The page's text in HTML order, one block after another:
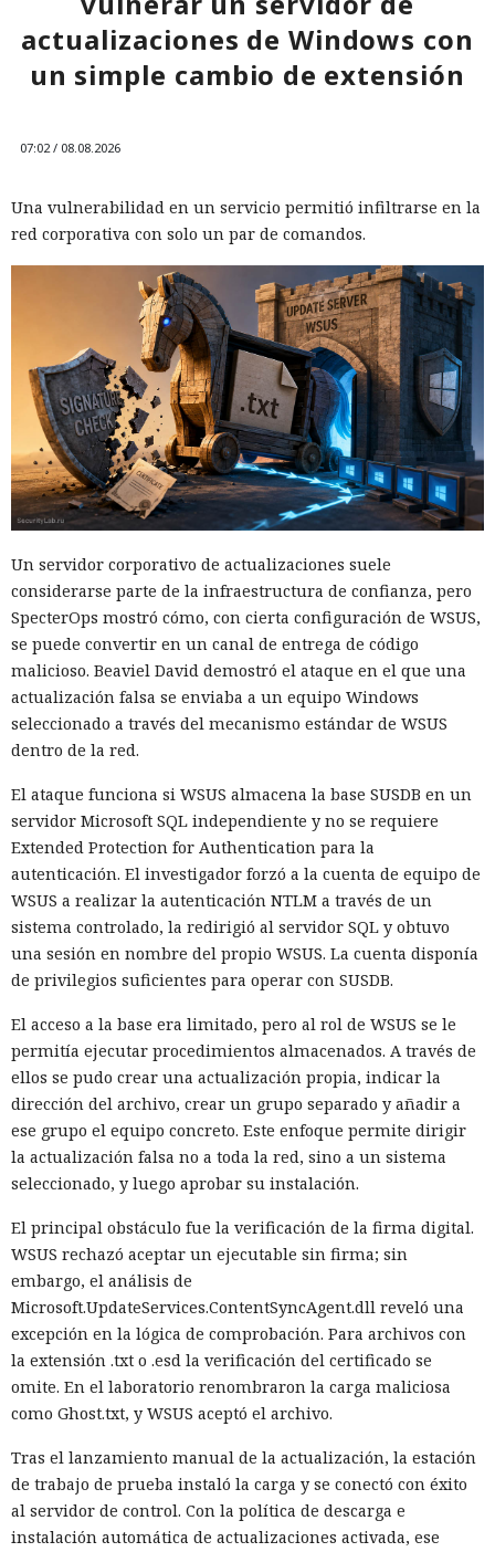
actualizaciones de Windows con
un simple cambio de extensión
07:02 / 08.08.2026
Una vulnerabilidad en un servicio permitió infiltrarse en la
red corporativa con solo un par de comandos.
Un servidor corporativo de actualizaciones suele
considerarse parte de la infraestructura de confianza, pero
SpecterOps mostró cómo, con cierta configuración de WSUS,
se puede convertir en un canal de entrega de código
malicioso. Beaviel David demostró el ataque en el que una
actualización falsa se enviaba a un equipo Windows
seleccionado a través del mecanismo estándar de WSUS
dentro de la red.
El ataque funciona si WSUS almacena la base SUSDB en un
servidor Microsoft SQL independiente y no se requiere
Extended Protection for Authentication para la
autenticación. El investigador forzó a la cuenta de equipo de
WSUS a realizar la autenticación NTLM a través de un
sistema controlado, la redirigió al servidor SQL y obtuvo
una sesión en nombre del propio WSUS. La cuenta disponía
de privilegios suficientes para operar con SUSDB.
El acceso a la base era limitado, pero al rol de WSUS se le
permitía ejecutar procedimientos almacenados. A través de
ellos se pudo crear una actualización propia, indicar la
dirección del archivo, crear un grupo separado y añadir a
ese grupo el equipo concreto. Este enfoque permite dirigir
la actualización falsa no a toda la red, sino a un sistema
seleccionado, y luego aprobar su instalación.
El principal obstáculo fue la verificación de la firma digital.
WSUS rechazó aceptar un ejecutable sin firma; sin
embargo, el análisis de
Microsoft.UpdateServices.ContentSyncAgent.dll reveló una
excepción en la lógica de comprobación. Para archivos con
la extensión .txt o .esd la verificación del certificado se
omite. En el laboratorio renombraron la carga maliciosa
como Ghost.txt, y WSUS aceptó el archivo.
Tras el lanzamiento manual de la actualización, la estación
de trabajo de prueba instaló la carga y se conectó con éxito
al servidor de control. Con la política de descarga e
instalación automática de actualizaciones activada, ese